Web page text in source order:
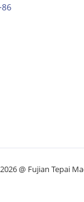
@ Fujian Tepai